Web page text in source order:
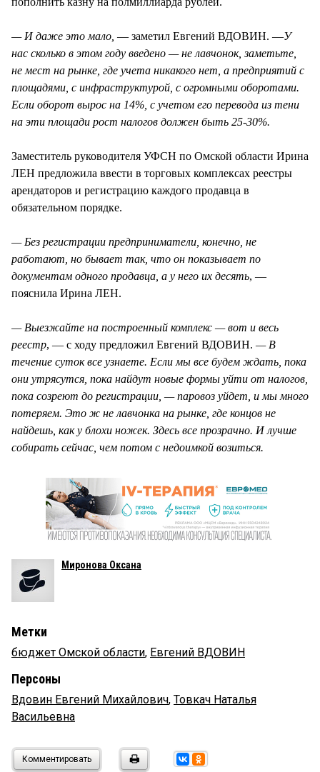
— И даже это мало, — заметил Евгений ВДОВИН. —У
нас сколько в этом году введено — не лавчонок, заметьте,
не мест на рынке, где учета никакого нет, а предприятий с
площадями, с инфраструктурой, с огромными оборотами.
Если оборот вырос на 14%, с учетом его перевода из тени
на эти площади рост налогов должен быть 25-30%.
Заместитель руководителя УФСН по Омской области Ирина
ЛЕН предложила ввести в торговых комплексах реестры
арендаторов и регистрацию каждого продавца в
обязательном порядке.
— Без регистрации предприниматели, конечно, не
работают, но бывает так, что он показывает по
документам одного продавца, а у него их десять, —
пояснила Ирина ЛЕН.
— Выезжайте на построенный комплекс — вот и весь
реестр, — с ходу предложил Евгений ВДОВИН. — В
течение суток все узнаете. Если мы все будем ждать, пока
они утрясутся, пока найдут новые формы уйти от налогов,
пока созреют до регистрации, — паровоз уйдет, и мы много
потеряем. Это ж не лавчонка на рынке, где концов не
найдешь, как у блохи ножек. Здесь все прозрачно. И лучше
собирать сейчас, чем потом с недоимкой возиться.
Миронова Оксана
Метки
бюджет Омской области, Евгений ВДОВИН
Персоны
Вдовин Евгений Михайлович, Товкач Наталья
Васильевна
Комментировать